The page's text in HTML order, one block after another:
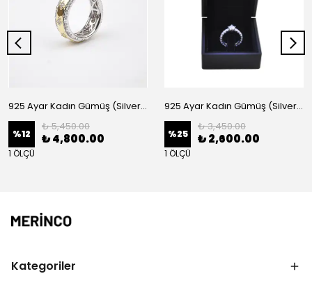
925 Ayar Kadın Gümüş (Silver) Yüzük
%12
₺ 5,450.00
₺ 4,800.00
1 ÖLÇÜ
925 Ayar Kadın Gümüş (Silver) Yüzük
%25
₺ 3,450.00
₺ 2,600.00
1 ÖLÇÜ
Kategoriler